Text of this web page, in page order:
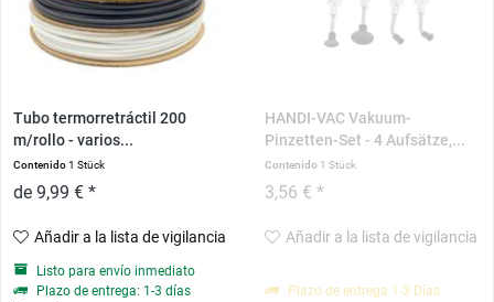
Tubo termorretráctil 200
m/rollo - varios...
Contenido1 Stück
de 9,99 € *
Añadir a la lista de vigilancia
Listo para envío inmediato
Plazo de entrega: 1-3 días
HANDI-VAC Vakuum-
Pinzetten-Set - 4 Aufsätze,...
Contenido 1 Stück
3,56 € *
Añadir a la lista de vigilancia
Plazo de entrega 1-3 Días